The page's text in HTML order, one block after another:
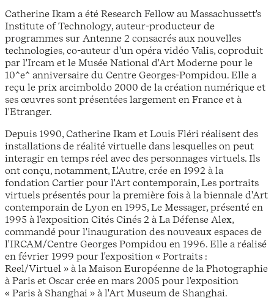
Catherine Ikam a été Research Fellow au Massachussett's
Institute of Technology, auteur-producteur de
programmes sur Antenne 2 consacrés aux nouvelles
technologies, co-auteur d'un opéra vidéo Valis, coproduit
par l'Ircam et le Musée National d'Art Moderne pour le
10^e^ anniversaire du Centre Georges-Pompidou. Elle a
reçu le prix arcimboldo 2000 de la création numérique et
ses œuvres sont présentées largement en France et à
l'Etranger.
Depuis 1990, Catherine Ikam et Louis Fléri réalisent des
installations de réalité virtuelle dans lesquelles on peut
interagir en temps réel avec des personnages virtuels. Ils
ont conçu, notamment, L'Autre, crée en 1992 à la
fondation Cartier pour l'Art contemporain, Les portraits
virtuels présentés pour la première fois à la biennale d'Art
contemporain de Lyon en 1995, Le Messager, présenté en
1995 à l'exposition Cités Cinés 2 à La Défense Alex,
commandé pour l'inauguration des nouveaux espaces de
l'IRCAM/Centre Georges Pompidou en 1996. Elle a réalisé
en février 1999 pour l'exposition « Portraits :
Reel/Virtuel » à la Maison Européenne de la Photographie
à Paris et Oscar crée en mars 2005 pour l'exposition
« Paris à Shanghai » à l'Art Museum de Shanghai.